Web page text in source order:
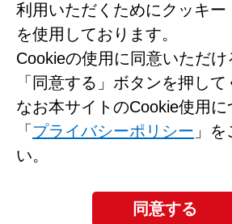
サイトマップ
プライバシーポリシー
利用規約
お問い合わせ
（株）アークコミュニケーションズ
Tel：03-5730-6133
利用いただくためにクッキー
を使用しております。
Cookieの使用に同意いただけ
「同意する」ボタンを押して
なお本サイトのCookie使用に
「 プライバシーポリシー 」
い。
同意する